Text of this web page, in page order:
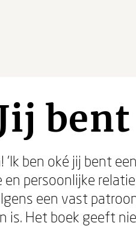
ben oké jij bent
persoonlijke
een vast
is. Het boek geeft